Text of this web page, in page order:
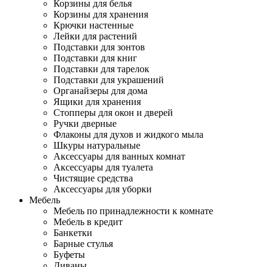
Корзины для белья
Корзины для хранения
Крючки настенные
Лейки для растений
Подставки для зонтов
Подставки для книг
Подставки для тарелок
Подставки для украшений
Органайзеры для дома
Ящики для хранения
Стопперы для окон и дверей
Ручки дверные
Флаконы для духов и жидкого мыла
Шкуры натуральные
Аксессуары для ванных комнат
Аксессуары для туалета
Чистящие средства
Аксессуары для уборки
Мебель
Мебель по принадлежности к комнате
Мебель в кредит
Банкетки
Барные стулья
Буфеты